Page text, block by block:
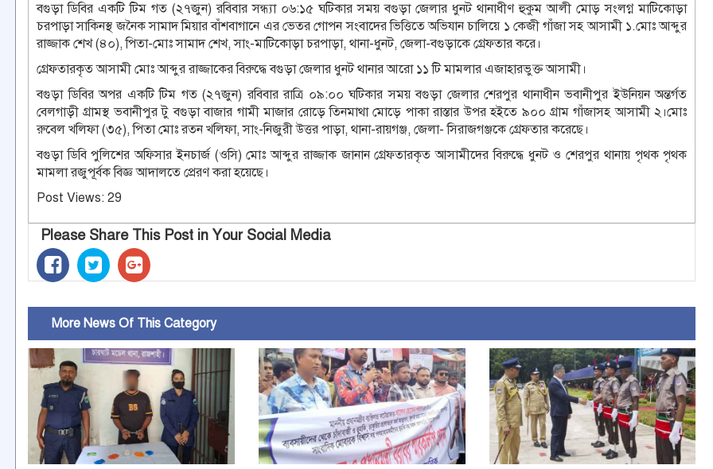
বগুড়া ডিবির একটি টিম গত (২৭জুন) রবিবার সন্ধ্যা ০৬:১৫ ঘটিকার সময় বগুড়া জেলার ধুনট থানাধীণ হুকুম আলী মোড় সংলগ্ন মাটিকোড়া
চরপাড়া সাকিনস্থ জনৈক সামাদ মিয়ার বাঁশবাগানে এর ভেতর গোপন সংবাদের ভিত্তিতে অভিযান চালিয়ে ১ কেজী গাঁজা সহ আসামী ১.মোঃ আব্দুর
রাজ্জাক শেখ (৪০), পিতা-মোঃ সামাদ শেখ, সাং-মাটিকোড়া চরপাড়া, থানা-ধুনট, জেলা-বগুড়াকে গ্রেফতার করে।
গ্রেফতারকৃত আসামী মোঃ আব্দুর রাজ্জাকের বিরুদ্ধে বগুড়া জেলার ধুনট থানার আরো ১১ টি মামলার এজাহারভুক্ত আসামী।
বগুড়া ডিবির অপর একটি টিম গত (২৭জুন) রবিবার রাত্রি ০৯:০০ ঘটিকার সময় বগুড়া জেলার শেরপুর থানাধীন ভবানীপুর ইউনিয়ন অন্তর্গত
বেলগাড়ী গ্রামস্থ ভবানীপুর টু বগুড়া বাজার গামী মাজার রোড়ে তিনমাথা মোড়ে পাকা রাস্তার উপর হইতে ৯০০ গ্রাম গাঁজাসহ আসামী ২।মোঃ
রুবেল খলিফা (৩৫), পিতা মোঃ রতন খলিফা, সাং-নিজুরী উত্তর পাড়া, থানা-রায়গঞ্জ, জেলা- সিরাজগঞ্জকে গ্রেফতার করেছে।
বগুড়া ডিবি পুলিশের অফিসার ইনচার্জ (ওসি) মোঃ আব্দুর রাজ্জাক জানান গ্রেফতারকৃত আসামীদের বিরুদ্ধে ধুনট ও শেরপুর থানায় পৃথক পৃথক
মামলা রজুপূর্বক বিজ্ঞ আদালতে প্রেরণ করা হয়েছে।
Post Views: 29
Please Share This Post in Your Social Media
More News Of This Category